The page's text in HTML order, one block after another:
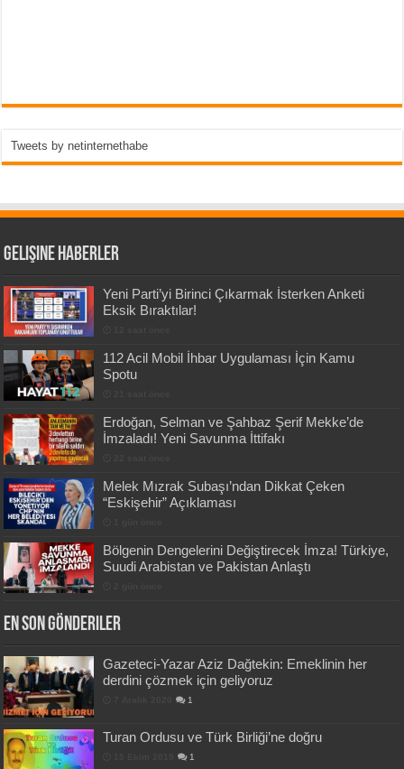
Tweets by netinternethabe
Gelişine Haberler
Yeni Parti’yi Birinci Çıkarmak İsterken Anketi
Eksik Bıraktılar!
112 Acil Mobil İhbar Uygulaması İçin Kamu
Spotu
Erdoğan, Selman ve Şahbaz Şerif Mekke’de
İmzaladı! Yeni Savunma İttifakı
Melek Mızrak Subaşı’ndan Dikkat Çeken
“Eskişehir” Açıklaması
Bölgenin Dengelerini Değiştirecek İmza! Türkiye,
Suudi Arabistan ve Pakistan Anlaştı
En Son Gönderiler
Gazeteci-Yazar Aziz Dağtekin: Emeklinin her
derdini çözmek için geliyoruz
1
Turan Ordusu ve Türk Birliği’ne doğru
1